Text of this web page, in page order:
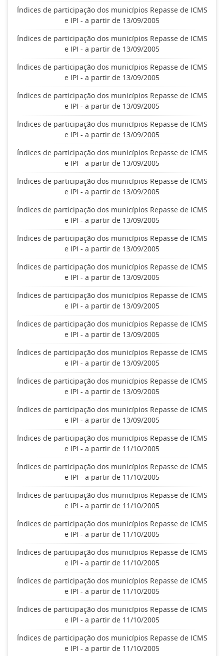
Índices de participação dos municípios Repasse de ICMS
e IPI - a partir de 13/09/2005
Índices de participação dos municípios Repasse de ICMS
e IPI - a partir de 13/09/2005
Índices de participação dos municípios Repasse de ICMS
e IPI - a partir de 13/09/2005
Índices de participação dos municípios Repasse de ICMS
e IPI - a partir de 13/09/2005
Índices de participação dos municípios Repasse de ICMS
e IPI - a partir de 13/09/2005
Índices de participação dos municípios Repasse de ICMS
e IPI - a partir de 13/09/2005
Índices de participação dos municípios Repasse de ICMS
e IPI - a partir de 13/09/2005
Índices de participação dos municípios Repasse de ICMS
e IPI - a partir de 13/09/2005
Índices de participação dos municípios Repasse de ICMS
e IPI - a partir de 13/09/2005
Índices de participação dos municípios Repasse de ICMS
e IPI - a partir de 13/09/2005
Índices de participação dos municípios Repasse de ICMS
e IPI - a partir de 13/09/2005
Índices de participação dos municípios Repasse de ICMS
e IPI - a partir de 13/09/2005
Índices de participação dos municípios Repasse de ICMS
e IPI - a partir de 13/09/2005
Índices de participação dos municípios Repasse de ICMS
e IPI - a partir de 13/09/2005
Índices de participação dos municípios Repasse de ICMS
e IPI - a partir de 13/09/2005
Índices de participação dos municípios Repasse de ICMS
e IPI - a partir de 11/10/2005
Índices de participação dos municípios Repasse de ICMS
e IPI - a partir de 11/10/2005
Índices de participação dos municípios Repasse de ICMS
e IPI - a partir de 11/10/2005
Índices de participação dos municípios Repasse de ICMS
e IPI - a partir de 11/10/2005
Índices de participação dos municípios Repasse de ICMS
e IPI - a partir de 11/10/2005
Índices de participação dos municípios Repasse de ICMS
e IPI - a partir de 11/10/2005
Índices de participação dos municípios Repasse de ICMS
e IPI - a partir de 11/10/2005
Índices de participação dos municípios Repasse de ICMS
e IPI - a partir de 11/10/2005